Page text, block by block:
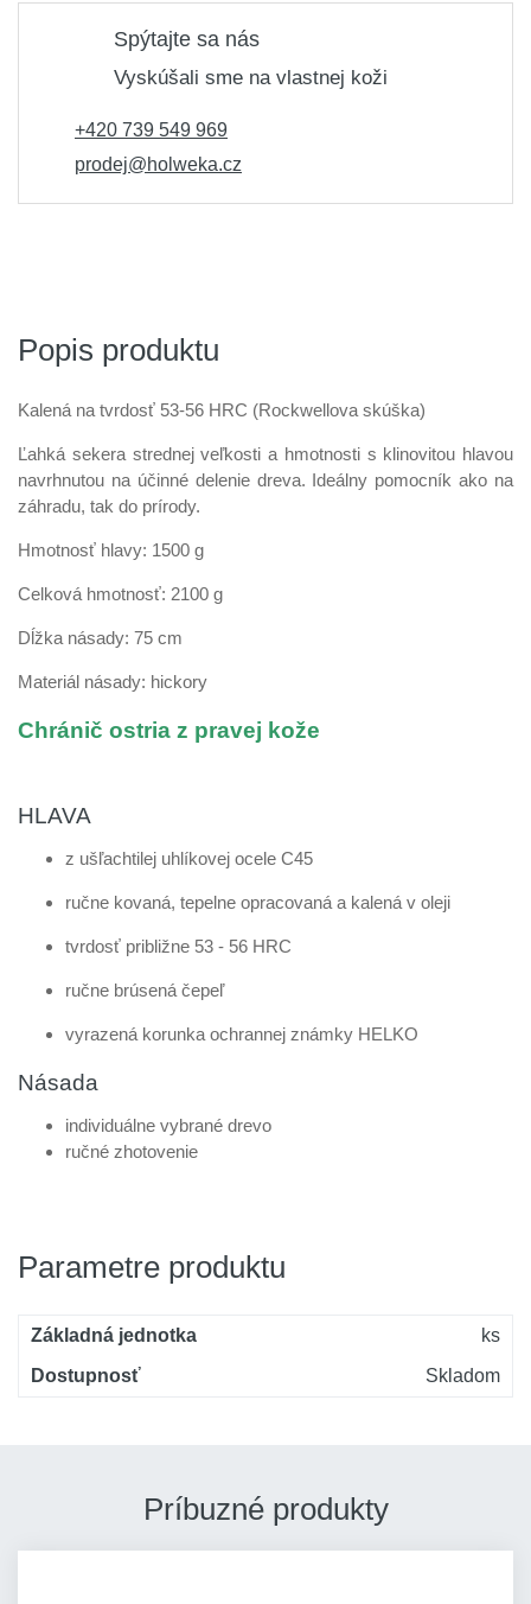
Spýtajte sa nás
Vyskúšali sme na vlastnej koži
+420 739 549 969
prodej@holweka.cz
Popis produktu
Kalená na tvrdosť 53-56 HRC (Rockwellova skúška)
Ľahká sekera strednej veľkosti a hmotnosti s klinovitou hlavou
navrhnutou na účinné delenie dreva. Ideálny pomocník ako na
záhradu, tak do prírody.
Hmotnosť hlavy: 1500 g
Celková hmotnosť: 2100 g
Dĺžka násady: 75 cm
Materiál násady: hickory
Chránič ostria z pravej kože
HLAVA
z ušľachtilej uhlíkovej ocele C45
ručne kovaná, tepelne opracovaná a kalená v oleji
tvrdosť približne 53 - 56 HRC
ručne brúsená čepeľ
vyrazená korunka ochrannej známky HELKO
Násada
individuálne vybrané drevo
ručné zhotovenie
Parametre produktu
Základná jednotka
ks
Dostupnosť
Skladom
Príbuzné produkty